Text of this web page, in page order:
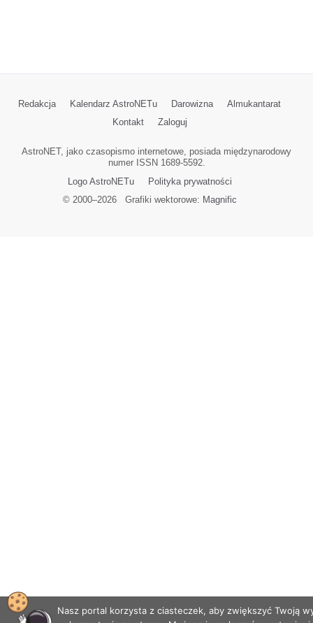
Redakcja Kalendarz AstroNETu Darowizna
Almukantarat
Kontakt
Zaloguj
AstroNET, jako czasopismo internetowe, posiada międzynarodowy
numer ISSN 1689-5592.
Logo AstroNETu
Polityka prywatności
© 2000–2026Grafiki wektorowe: Magnific
Nasz portal korzysta z ciasteczek, aby zwiększyć Twoją